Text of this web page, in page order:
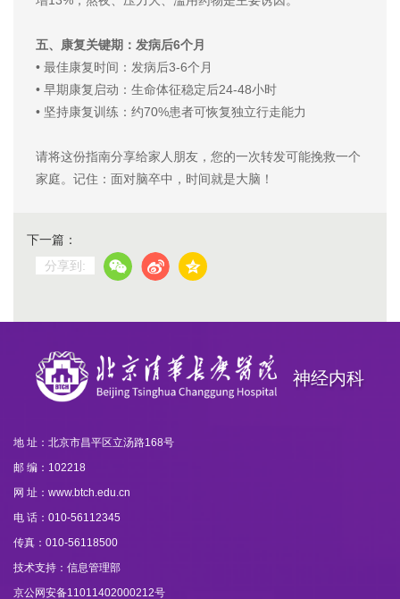
五、康复关键期：发病后6个月
• 最佳康复时间：发病后3-6个月
• 早期康复启动：生命体征稳定后24-48小时
• 坚持康复训练：约70%患者可恢复独立行走能力
请将这份指南分享给家人朋友，您的一次转发可能挽救一个
家庭。记住：面对脑卒中，时间就是大脑！
下一篇：
分享到:
神经内科
地 址：北京市昌平区立汤路168号
邮 编：102218
网 址：www.btch.edu.cn
电 话：010-56112345
传真：010-56118500
技术支持：信息管理部
京公网安备11011402000212号